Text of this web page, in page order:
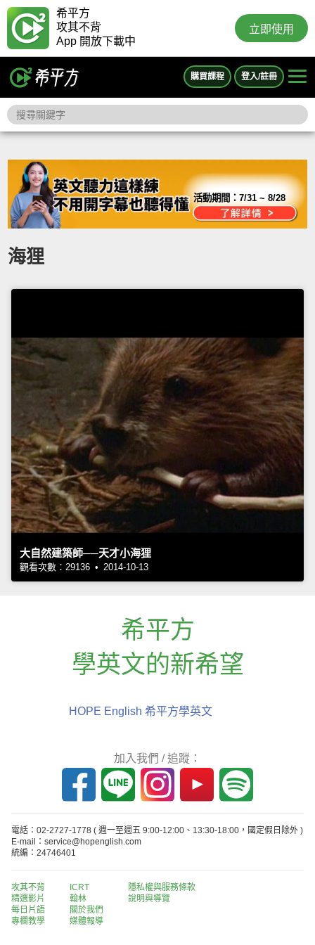
希平方
攻其不背
App 開放下載中
立即使用
購買課程 登入/註冊
活動期間：7/31 ~ 8/28
海狸
大自然建築師──天才小海狸
觀看次數：29136 • 2014-10-13
希平方
學英文的新希望
HOPE English 希平方學英文
加入我們 / 追蹤：
電話：02-2727-1778 ( 週一至週五 9:00-12:00、13:30-18:00，國定假日除外 )
E-mail：service@hopenglish.com
統編：24746401
攻其不背
精選影片
每日片語
專欄教學
ICRT
翰林
關於我們
媒體報導
隱私權與服務條款
說明與導覽